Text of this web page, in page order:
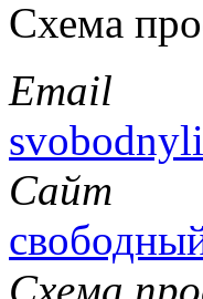
Схема
Email
Сайт
Схема